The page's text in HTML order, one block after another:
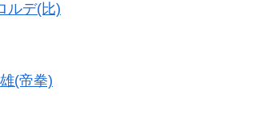
ルデ(比)
(帝拳)